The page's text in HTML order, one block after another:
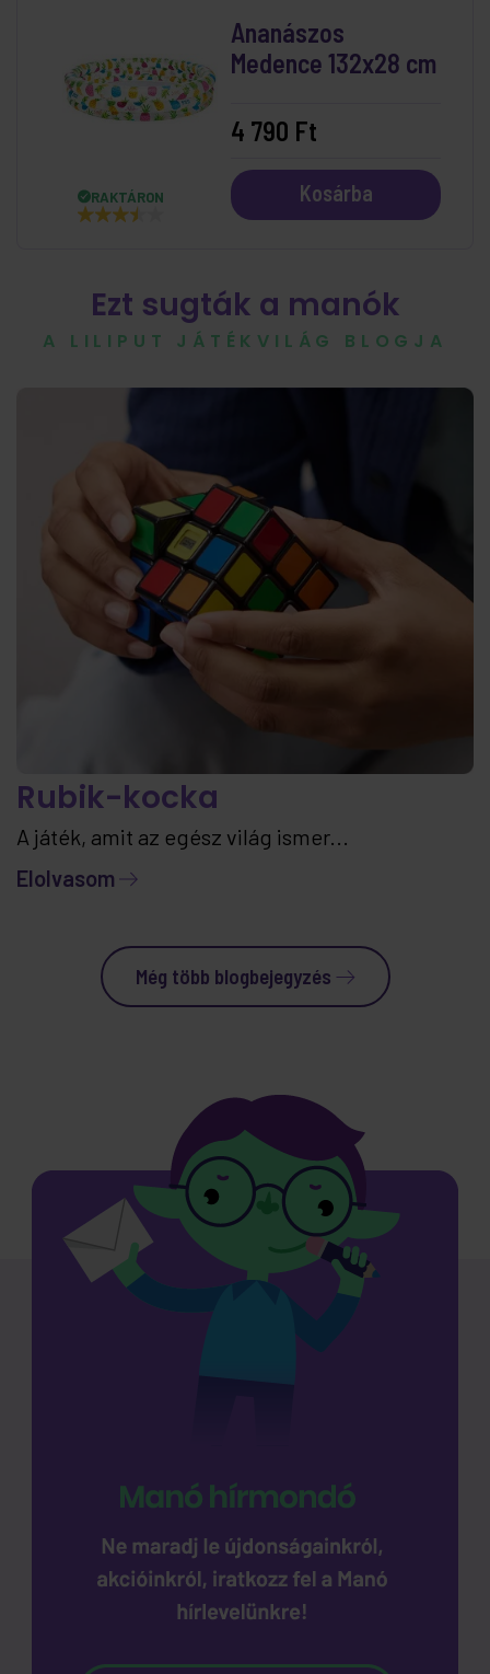
RAKTÁRON
Ananászos
Medence 132x28 cm
4 790 Ft
Kosárba
Ezt sugták a manók
A LILIPUT JÁTÉKVILÁG BLOGJA
Rubik-kocka
A játék, amit az egész világ ismer...
Elolvasom
Még több blogbejegyzés